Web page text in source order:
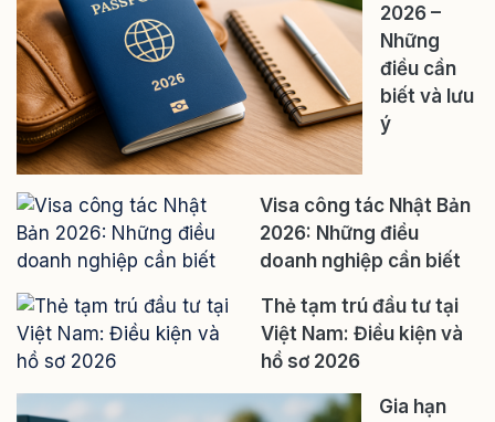
2026 –
Những
điều cần
biết và lưu
ý
Visa công tác Nhật Bản
2026: Những điều
doanh nghiệp cần biết
Thẻ tạm trú đầu tư tại
Việt Nam: Điều kiện và
hồ sơ 2026
Gia hạn